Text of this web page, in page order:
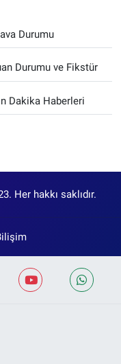
Durumu
Durumu ve Fikstür
Dakika Haberleri
Her hakkı saklıdır.